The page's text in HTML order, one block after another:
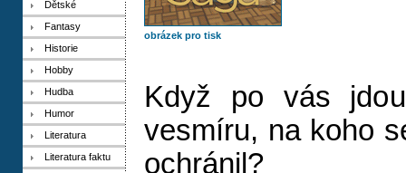
Dětské
Fantasy
Historie
Hobby
Hudba
Humor
Literatura
Literatura faktu
obrázek pro tisk
Když po vás
vesmíru, na koho
ochránil?